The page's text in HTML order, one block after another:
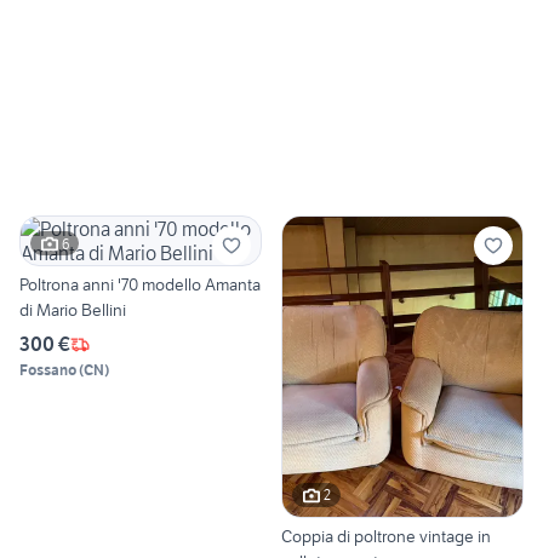
6
Poltrona anni '70 modello Amanta
di Mario Bellini
300 €
Fossano(CN)
2
Coppia di poltrone vintage in